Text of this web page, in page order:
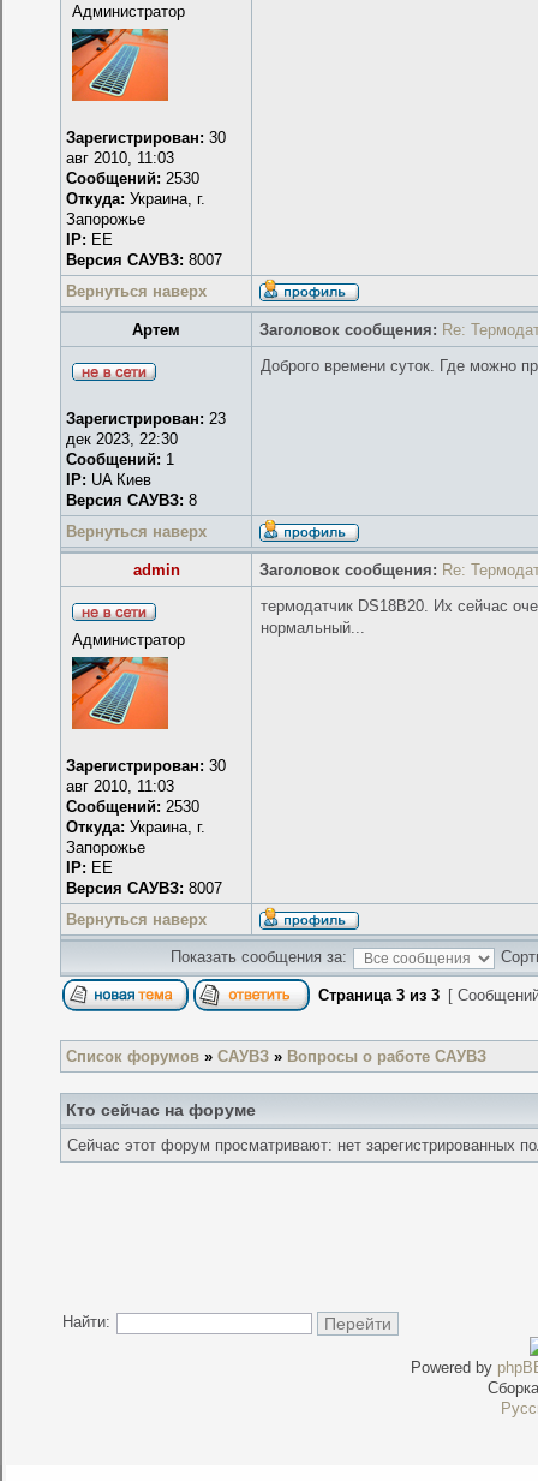
Администратор
Зарегистрирован: 30
авг 2010, 11:03
Сообщений: 2530
Откуда: Украина, г.
Запорожье
IP: EE
Версия САУВЗ: 8007
Вернуться наверх
Артем Заголовок сообщения: Re:
Зарегистрирован: 23
дек 2023, 22:30
Сообщений: 1
IP: UA Киев
Версия САУВЗ: 8
Доброго времени суток. Где можно
Вернуться наверх
admin Заголовок сообщения: Re:
Администратор
Зарегистрирован: 30
авг 2010, 11:03
Сообщений: 2530
Откуда: Украина, г.
Запорожье
IP: EE
Версия САУВЗ: 8007
термодатчик DS18B20. Их сейчас
нормальный...
Вернуться наверх
Показать сообщения за:
Страница3 из3 [
Список форумов »САУВЗ » Вопросы о работе САУВЗ
Кто сейчас на форуме
Сейчас этот форум просматривают: нет зарегистрированных
Найти:
Powered by